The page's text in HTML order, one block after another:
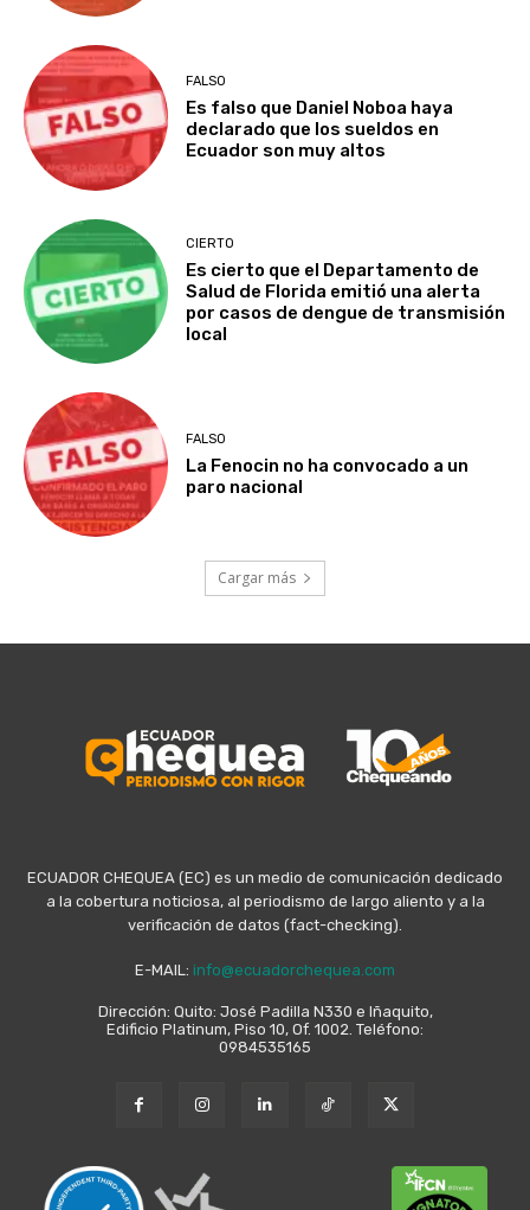
FALSO
Es falso que Daniel Noboa haya
declarado que los sueldos en
Ecuador son muy altos
CIERTO
Es cierto que el Departamento de
Salud de Florida emitió una alerta
por casos de dengue de transmisión
local
FALSO
La Fenocin no ha convocado a un
paro nacional
Cargar más
ECUADOR CHEQUEA (EC) es un medio de comunicación dedicado
a la cobertura noticiosa, al periodismo de largo aliento y a la
verificación de datos (fact-checking).
E-MAIL: info@ecuadorchequea.com
Dirección: Quito: José Padilla N330 e Iñaquito,
Edificio Platinum, Piso 10, Of. 1002. Teléfono:
0984535165